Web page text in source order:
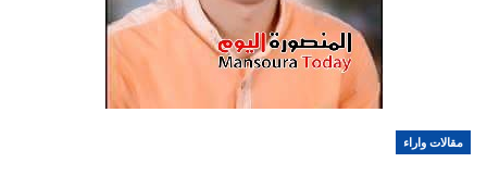
مقالات واراء